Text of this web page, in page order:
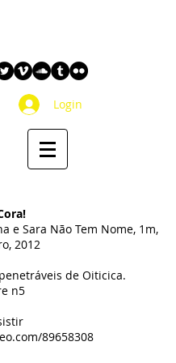
Login
e Sara Não Tem Nome, 1m,
2012
de Oiticica.
n5
89658308